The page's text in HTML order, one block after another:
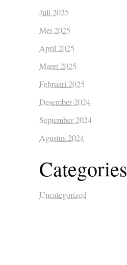
Juli 2025
Mei 2025
April 2025
Maret 2025
Februari 2025
Desember 2024
September 2024
Agustus 2024
Categories
Uncategorized